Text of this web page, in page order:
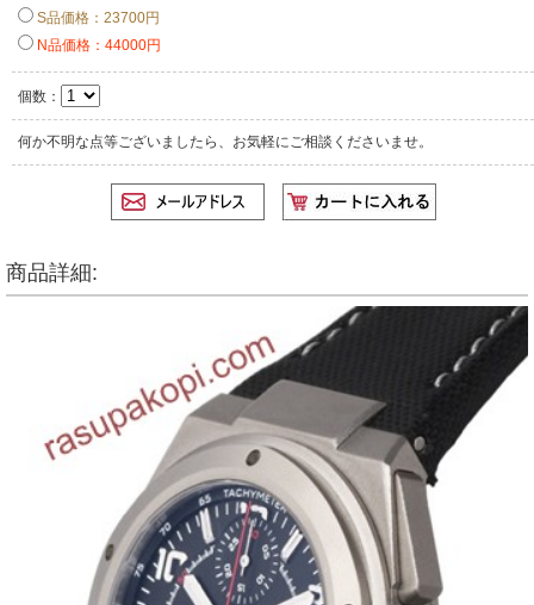
S品価格：23700円
N品価格：44000円
個数：
何か不明な点等ございましたら、お気軽にご相談くださいませ。
商品詳細: